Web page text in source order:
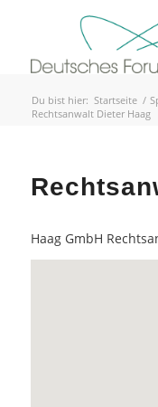
Du bist hier: Startseite /
Rechtsanwalt Dieter Haag
Haag GmbH